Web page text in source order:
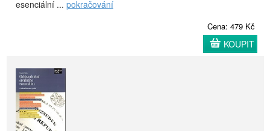
esenciální ... pokračování
Cena: 479 Kč
KOUPIT